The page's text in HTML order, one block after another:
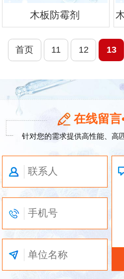
木板防霉剂
首页 11 12 13
在线留言
针对您的需求提供高性能、高